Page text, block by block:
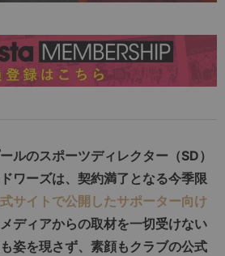
ルのスポーツディレクター（SD）
ワーズは、契約満了となる今季限
サイトで公開したサポーター向け
ディアからの取材を一切受けない
姿を現さず、素顔もクラブの公式